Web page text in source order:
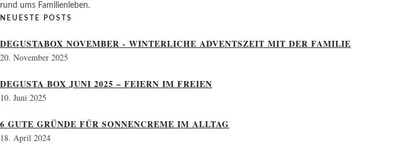
rund ums Familienleben.
NEUESTE POSTS
DEGUSTABOX NOVEMBER - WINTERLICHE ADVENTSZEIT MIT DER FAMILIE
20. November 2025
DEGUSTA BOX JUNI 2025 – FEIERN IM FREIEN
10. Juni 2025
6 GUTE GRÜNDE FÜR SONNENCREME IM ALLTAG
18. April 2024